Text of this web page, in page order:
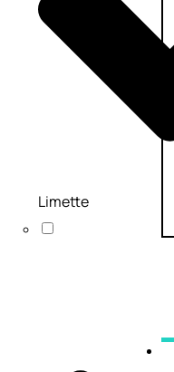
Limette